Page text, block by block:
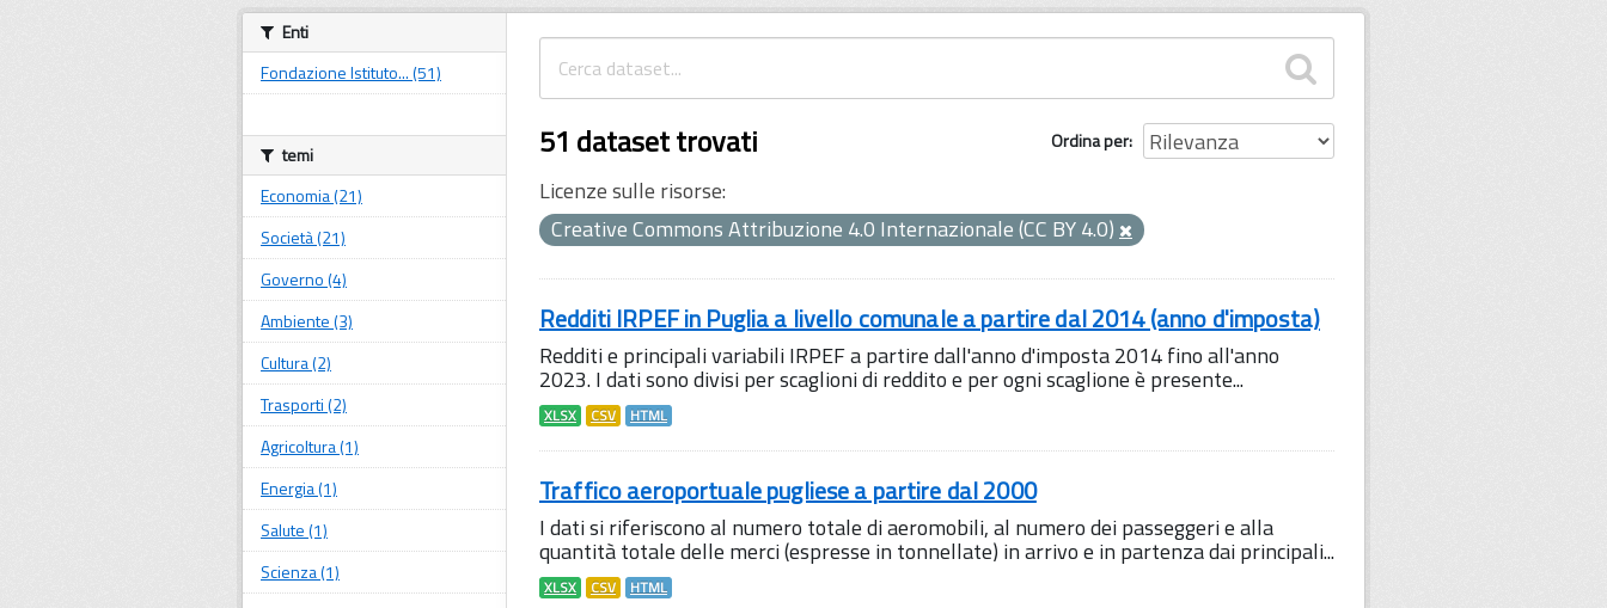
Ordina per
51 dataset trovati
Licenze sulle risorse:
Creative Commons Attribuzione 4.0 Internazionale (CC BY 4.0)
Redditi IRPEF in Puglia a livello comunale a partire dal 2014 (anno d'imposta)
Redditi e principali variabili IRPEF a partire dall'anno d'imposta 2014 fino all'anno
2023. I dati sono divisi per scaglioni di reddito e per ogni scaglione è presente...
XLSX CSV HTML
Traffico aeroportuale pugliese a partire dal 2000
I dati si riferiscono al numero totale di aeromobili, al numero dei passeggeri e alla
quantità totale delle merci (espresse in tonnellate) in arrivo e in partenza dai principali...
XLSX CSV HTML
Enti
Fondazione Istituto... (51)
temi
Economia (21)
Società (21)
Governo (4)
Ambiente (3)
Cultura (2)
Trasporti (2)
Agricoltura (1)
Energia (1)
Salute (1)
Scienza (1)